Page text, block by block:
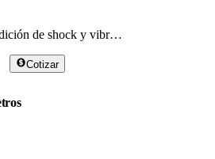
Medición de shock y vibración
Cotizar